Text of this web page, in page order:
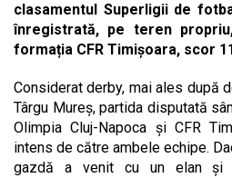
clasamentul Superligii de
înregistrată, pe teren
formația CFR Timișoara, scor
Considerat derby, mai ales după
Târgu Mureș, partida disputată
Olimpia Cluj-Napoca și CFR
intens de către ambele echipe.
gazdă a venit cu un elan și